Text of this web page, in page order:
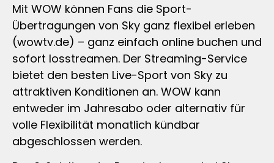
Mit WOW können Fans die Sport-
Übertragungen von Sky ganz flexibel erleben
(wowtv.de) – ganz einfach online buchen und
sofort losstreamen. Der Streaming-Service
bietet den besten Live-Sport von Sky zu
attraktiven Konditionen an. WOW kann
entweder im Jahresabo oder alternativ für
volle Flexibilität monatlich kündbar
abgeschlossen werden.